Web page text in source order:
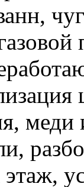
меди